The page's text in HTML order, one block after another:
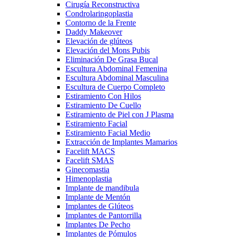
Cirugía Reconstructiva
Condrolaringoplastia
Contorno de la Frente
Daddy Makeover
Elevación de glúteos
Elevación del Mons Pubis
Eliminación De Grasa Bucal
Escultura Abdominal Femenina
Escultura Abdominal Masculina
Escultura de Cuerpo Completo
Estiramiento Con Hilos
Estiramiento De Cuello
Estiramiento de Piel con J Plasma
Estiramiento Facial
Estiramiento Facial Medio
Extracción de Implantes Mamarios
Facelift MACS
Facelift SMAS
Ginecomastia
Himenoplastia
Implante de mandibula
Implante de Mentón
Implantes de Glúteos
Implantes de Pantorrilla
Implantes De Pecho
Implantes de Pómulos